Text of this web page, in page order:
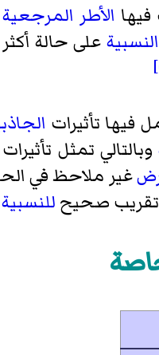
الأطر
على حالة
فيها تأثيرات
وبالتالي تمثل تأثيرات
غير ملاحظ في
تقريب صحيح